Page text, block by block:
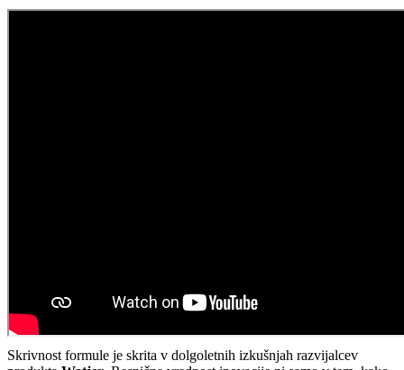
Skrivnost formule je skrita v dolgoletnih izkušnjah razvijalcev